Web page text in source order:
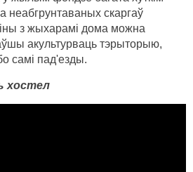
неабгрунтаваных скаргаў
з жыхарамі дома можна
акультурваць тэрыторыю,
самі пад'езды.
хостел